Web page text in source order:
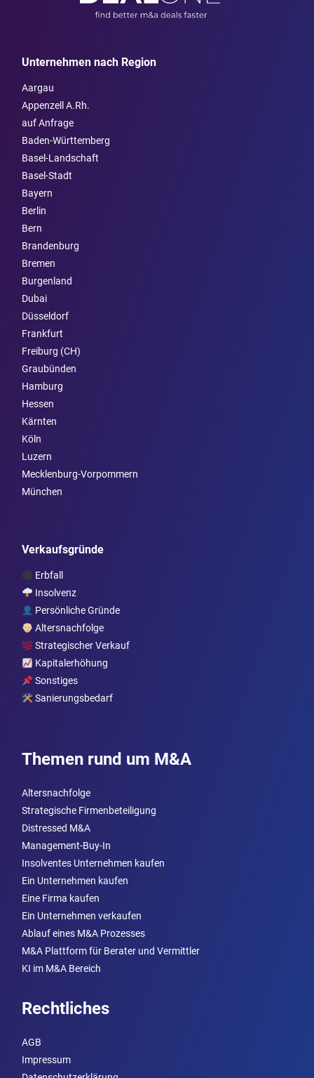
Unternehmen nach Region
Aargau
Appenzell A.Rh.
auf Anfrage
Baden-Württemberg
Basel-Landschaft
Basel-Stadt
Bayern
Berlin
Bern
Brandenburg
Bremen
Burgen­land
Dubai
Düsseldorf
Frankfurt
Freiburg (CH)
Graubünden
Hamburg
Hessen
Kärnten
Köln
Luzern
Mecklenburg-Vorpommern
München
Verkaufsgründe
Erbfall
Insolvenz
Persönliche Gründe
Altersnachfolge
Strategischer Verkauf
Kapitalerhöhung
Sonstiges
Sanierungsbedarf
Themen rund um M&A
Altersnachfolge
Strategische Firmenbeteiligung
Distressed M&A
Management-Buy-In
Insolventes Unternehmen kaufen
Ein Unternehmen kaufen
Eine Firma kaufen
Ein Unternehmen verkaufen
Ablauf eines M&A Prozesses
M&A Plattform für Berater und Vermittler
KI im M&A Bereich
Rechtliches
AGB
Impressum